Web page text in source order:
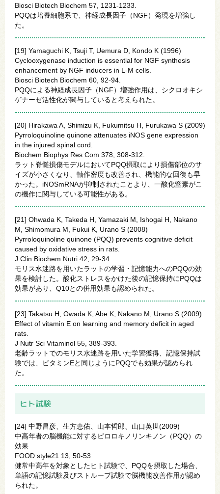
Biosci Biotech Biochem 57, 1231-1233.
PQQは培養細胞系で、神経成長因子（NGF）発現を増強し
た。
[19] Yamaguchi K, Tsuji T, Uemura D, Kondo K (1996)
Cyclooxygenase induction is essential for NGF synthesis
enhancement by NGF inducers in L-M cells.
Biosci Biotech Biochem 60, 92-94.
PQQによる神経成長因子（NGF）増強作用は、シクロオキシ
ゲナーゼ活性化が関与していると考えられた。
[20] Hirakawa A, Shimizu K, Fukumitsu H, Furukawa S (2009)
Pyrroloquinoline quinone attenuates iNOS gene expression
in the injured spinal cord.
Biochem Biophys Res Com 378, 308-312.
ラット脊髄損傷モデルにおいてPQQ摂取により損傷部位のサ
イズが小さくなり、軸作密度も改善され、機能的な回復も早
かった。iNOSmRNAが抑制されたことより、一酸化窒素がこ
の機作に関与している可能性がある。
[21] Ohwada K, Takeda H, Yamazaki M, Ishogai H, Nakano
M, Shimomura M, Fukui K, Urano S (2008)
Pyrroloquinoline quinone (PQQ) prevents cognitive deficit
caused by oxidative stress in rats.
J Clin Biochem Nutri 42, 29-34.
モリス水迷路を用いたラットの学習・記憶能力へのPQQの効
果を検討した。酸化ストレスをかけた後の記憶保持にPQQは
効果があり、Q10との併用効果も認められた。
[23] Takatsu H, Owada K, Abe K, Nakano M, Urano S (2009)
Effect of vitamin E on learning and memory deficit in aged
rats.
J Nutr Sci Vitaminol 55, 389-393.
老齢ラットでのモリス水迷路を用いた学習獲得、記憶保持試
験では、ビタミンEと同じようにPQQでも効果が認められ
た。
ヒト試験
[24] 中野昌彦、生方恵佑、山本哲郎、山口英世(2009)
中高年者の脳機能に対するピロロキノリンキノン（PQQ）の
効果
FOOD style21 13, 50-53
健常中高年を対象としたヒト試験で、PQQを摂取した場合、
単語の記憶試験及びストループ試験で脳機能改善作用が認め
られた。